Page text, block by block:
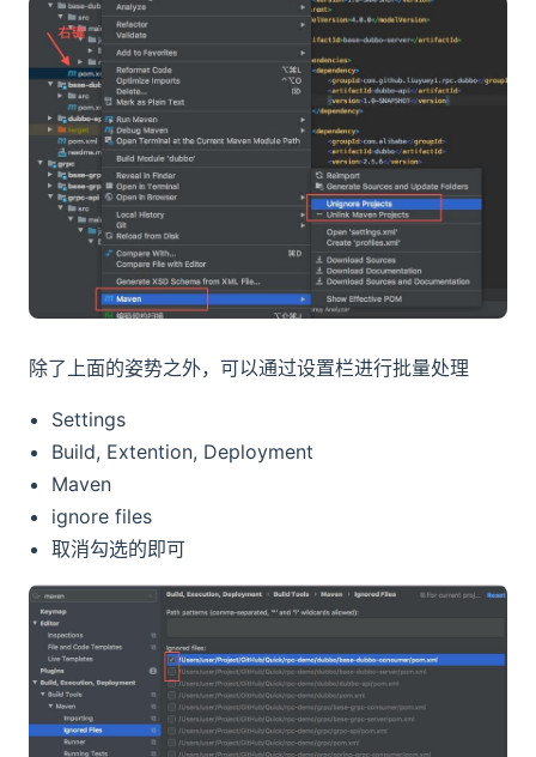
除了上面的姿势之外，可以通过设置栏进行批量处理
Settings
Build, Extention, Deployment
Maven
ignore files
取消勾选的即可